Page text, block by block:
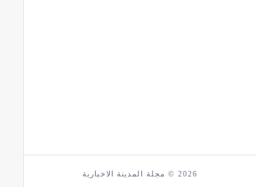
2026 © مجلة المدينة الاخبارية